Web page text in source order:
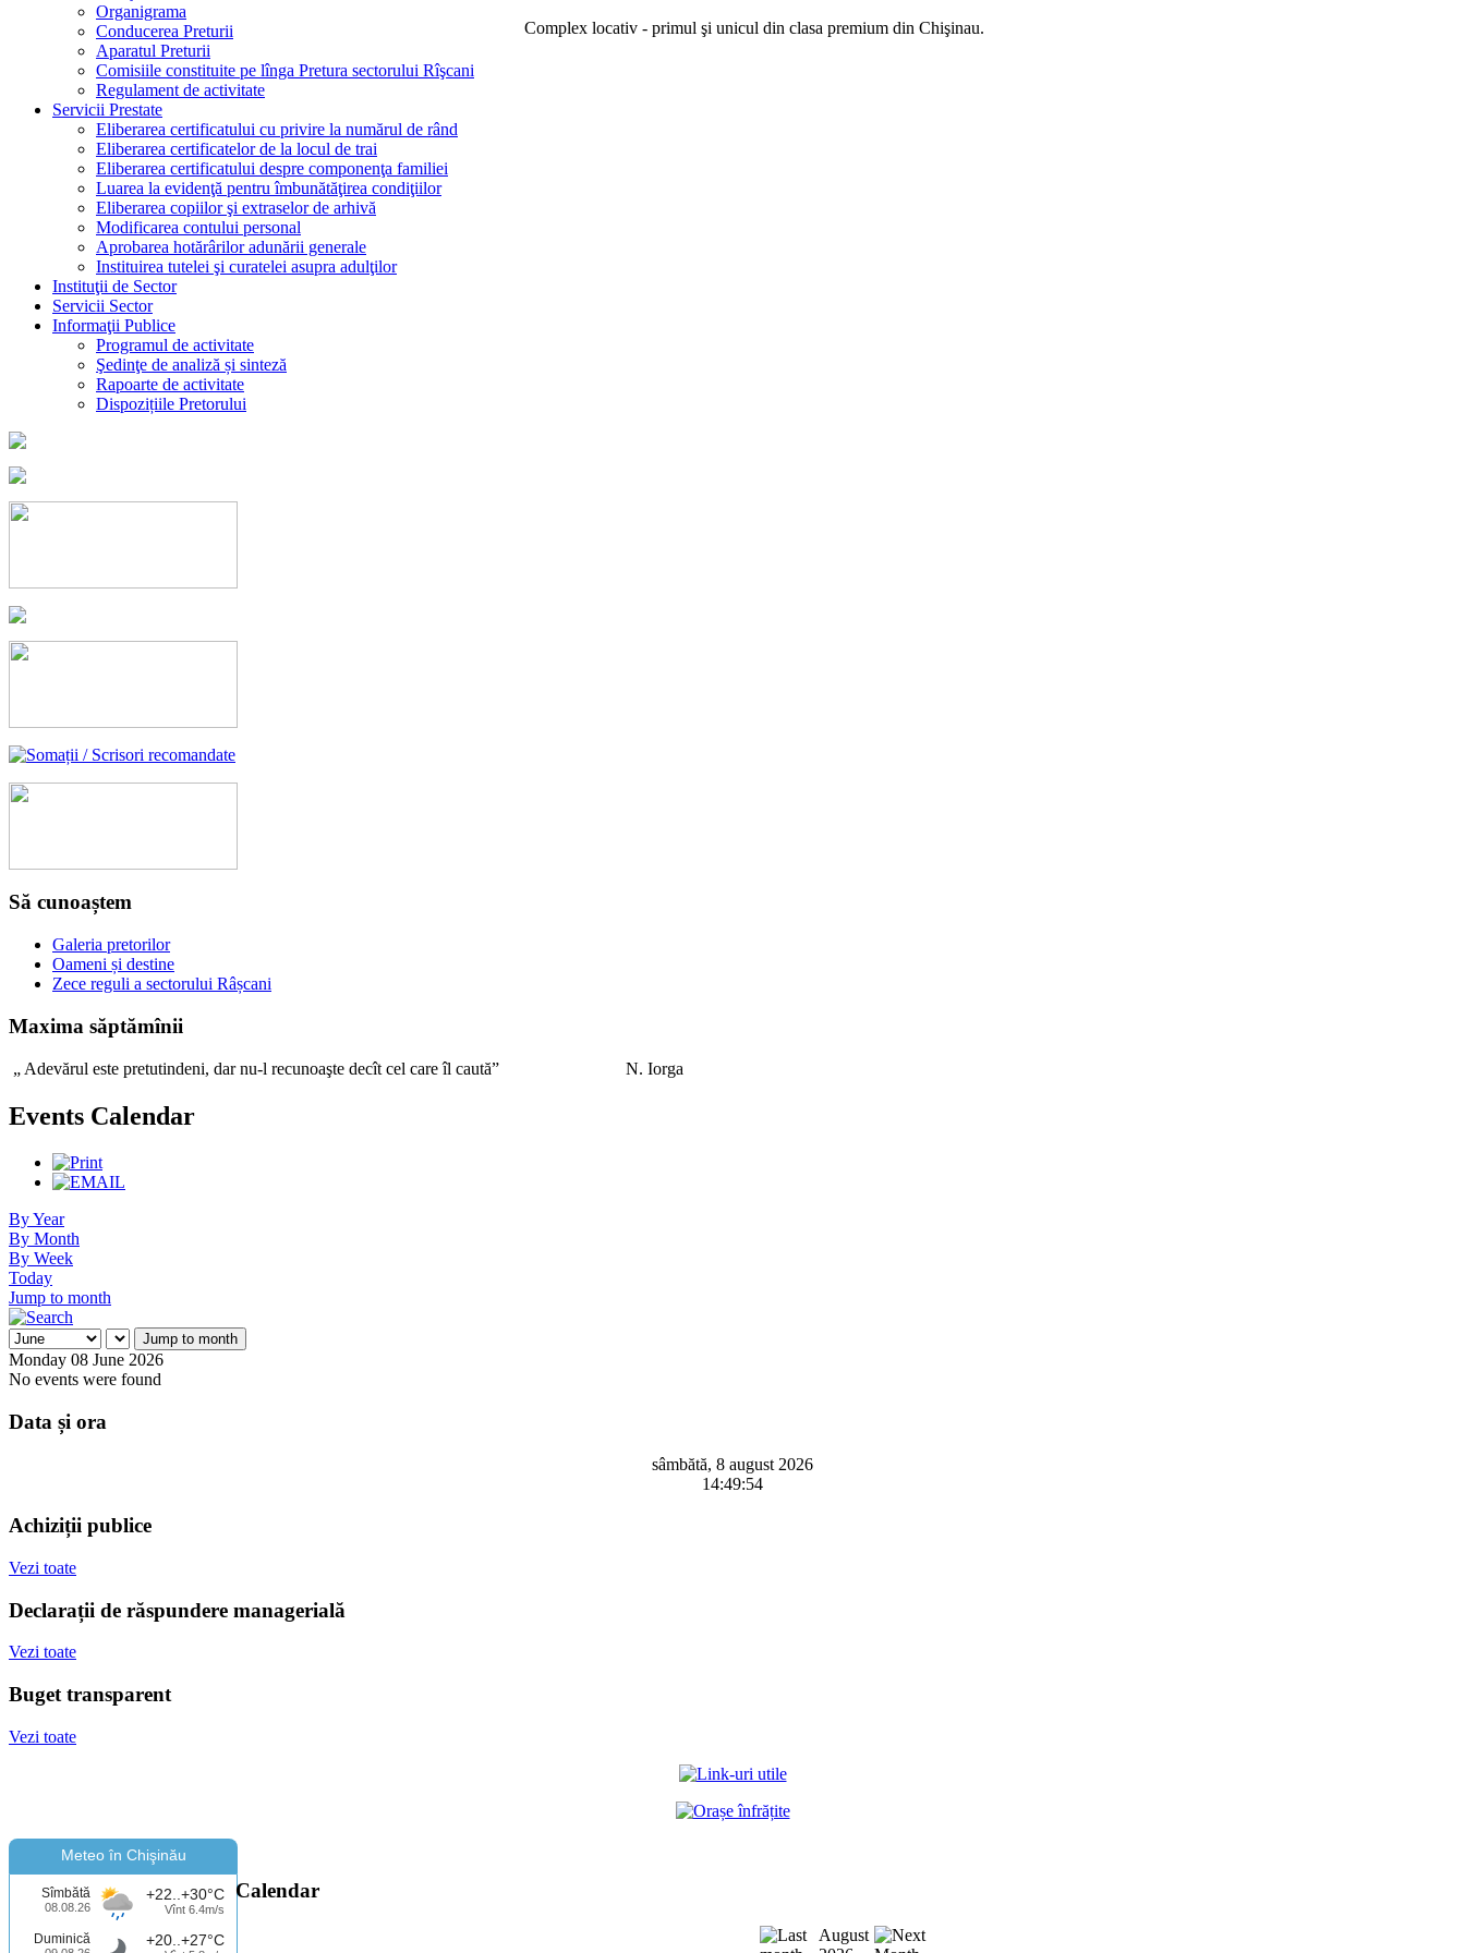
Complex locativ - primul şi unicul din clasa premium din Chişinau.
Organigrama
Conducerea Preturii
Aparatul Preturii
Comisiile constituite pe lînga Pretura sectorului Rîşcani
Regulament de activitate
Servicii Prestate
Eliberarea certificatului cu privire la numărul de rând
Eliberarea certificatelor de la locul de trai
Eliberarea certificatului despre componenţa familiei
Luarea la evidenţă pentru îmbunătăţirea condiţiilor
Eliberarea copiilor şi extraselor de arhivă
Modificarea contului personal
Aprobarea hotărârilor adunării generale
Instituirea tutelei şi curatelei asupra adulţilor
Instituţii de Sector
Servicii Sector
Informaţii Publice
Programul de activitate
Şedinţe de analiză și sinteză
Rapoarte de activitate
Dispozițiile Pretorului
Să cunoaștem
Galeria pretorilor
Oameni și destine
Zece reguli a sectorului Râșcani
Maxima săptămînii
„ Adevărul este pretutindeni, dar nu-l recunoaşte decît cel care îl caută” N. Iorga
Events Calendar
By Year
By Month
By Week
Today
Jump to month
Jump to month
Monday 08 June 2026
No events were found
Data și ora
sâmbătă, 8 august 2026
14:49:54
Achiziții publice
Vezi toate
Declarații de răspundere managerială
Vezi toate
Buget transparent
Vezi toate
Meteo în Chişinău
Sîmbătă
08.08.26
+22..+30°C
Vînt 6.4m/s
Duminică +20..+27°C
Calendar
August